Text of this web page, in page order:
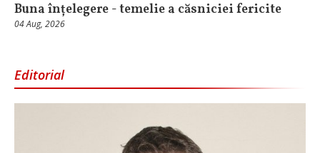
Buna înțelegere - temelie a căsniciei fericite
04 Aug, 2026
Editorial